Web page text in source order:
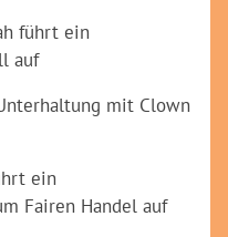
führt ein
auf
mit Clown
ein
Fairen Handel auf